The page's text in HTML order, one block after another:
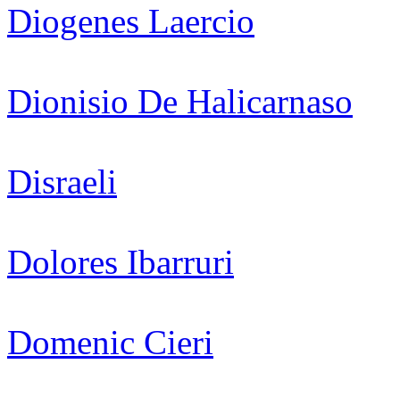
Diogenes Laercio
Dionisio De Halicarnaso
Disraeli
Dolores Ibarruri
Domenic Cieri